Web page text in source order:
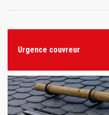
Urgence couvreur